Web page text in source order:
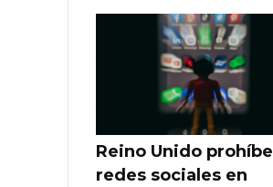
Reino Unido prohíbe
redes sociales en